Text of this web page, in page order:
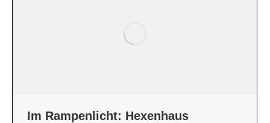
Im Rampenlicht: Hexenhaus